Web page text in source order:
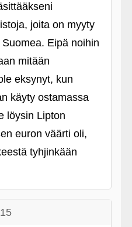
joita on myyty
Eipä noihin
mitään
eksynyt, kun
käyty ostamassa
löysin Lipton
euron väärti oli,
tyhjinkään